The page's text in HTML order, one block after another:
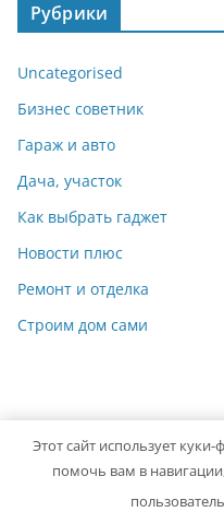
Рубрики
Uncategorised
Бизнес советник
Гараж и авто
Дача, участок
Как выбрать гаджет
Новости плюс
Ремонт и отделка
Строим дом сами
Copyright © 2026
Этот сайт использует
помочь вам в